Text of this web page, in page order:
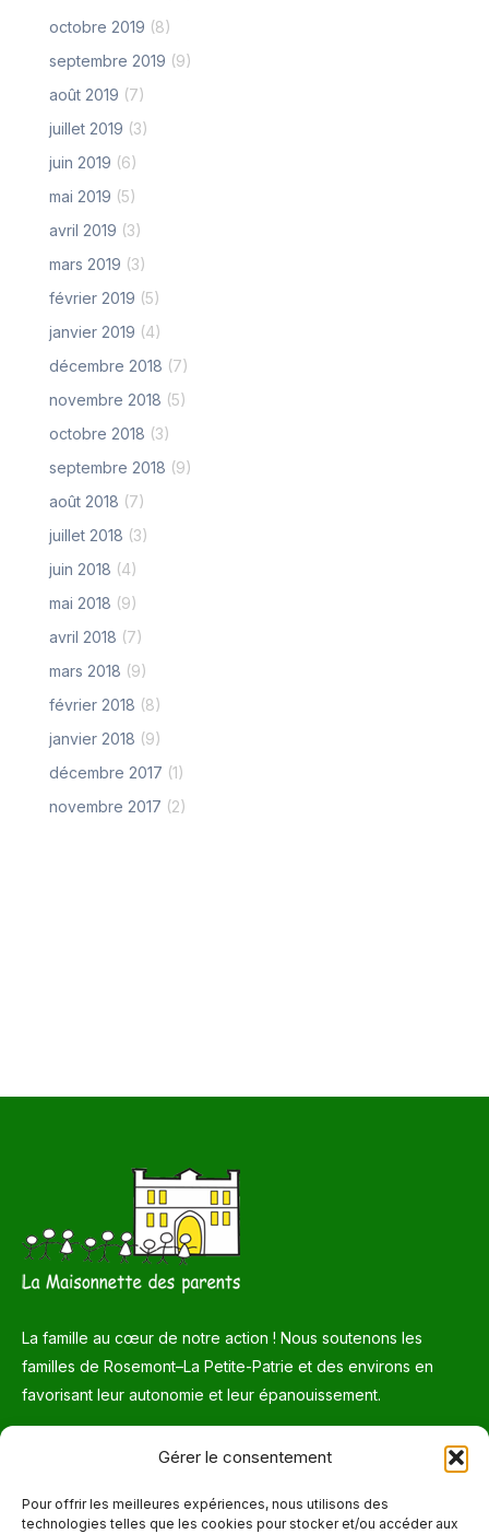
Gérer le consentement
Pour offrir les meilleures expériences, nous utilisons des
technologies telles que les cookies pour stocker et/ou accéder aux
octobre 2019 (8)
septembre 2019 (9)
août 2019 (7)
juillet 2019 (3)
juin 2019 (6)
mai 2019 (5)
avril 2019 (3)
mars 2019 (3)
février 2019 (5)
janvier 2019 (4)
décembre 2018 (7)
novembre 2018 (5)
octobre 2018 (3)
septembre 2018 (9)
août 2018 (7)
juillet 2018 (3)
juin 2018 (4)
mai 2018 (9)
avril 2018 (7)
mars 2018 (9)
février 2018 (8)
janvier 2018 (9)
décembre 2017 (1)
novembre 2017 (2)
La famille au cœur de notre action ! Nous soutenons les
familles de Rosemont–La Petite-Patrie et des environs en
favorisant leur autonomie et leur épanouissement.